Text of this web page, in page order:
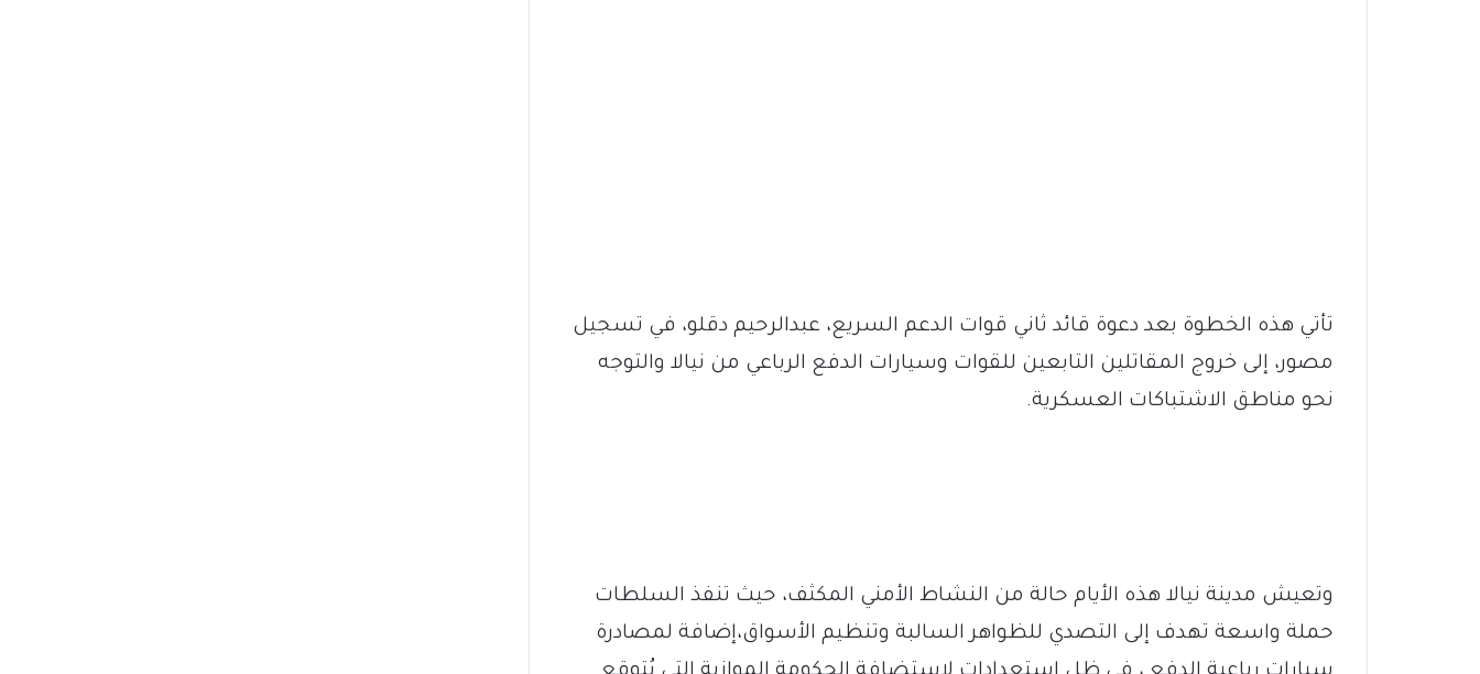
تأتي هذه الخطوة بعد دعوة قائد ثاني قوات الدعم السريع، عبدالرحيم دقلو، في تسجيل
مصور، إلى خروج المقاتلين التابعين للقوات وسيارات الدفع الرباعي من نيالا والتوجه
نحو مناطق الاشتباكات العسكرية.
وتعيش مدينة نيالا هذه الأيام حالة من النشاط الأمني المكثف، حيث تنفذ السلطات
حملة واسعة تهدف إلى التصدي للظواهر السالبة وتنظيم الأسواق،إضافة لمصادرة